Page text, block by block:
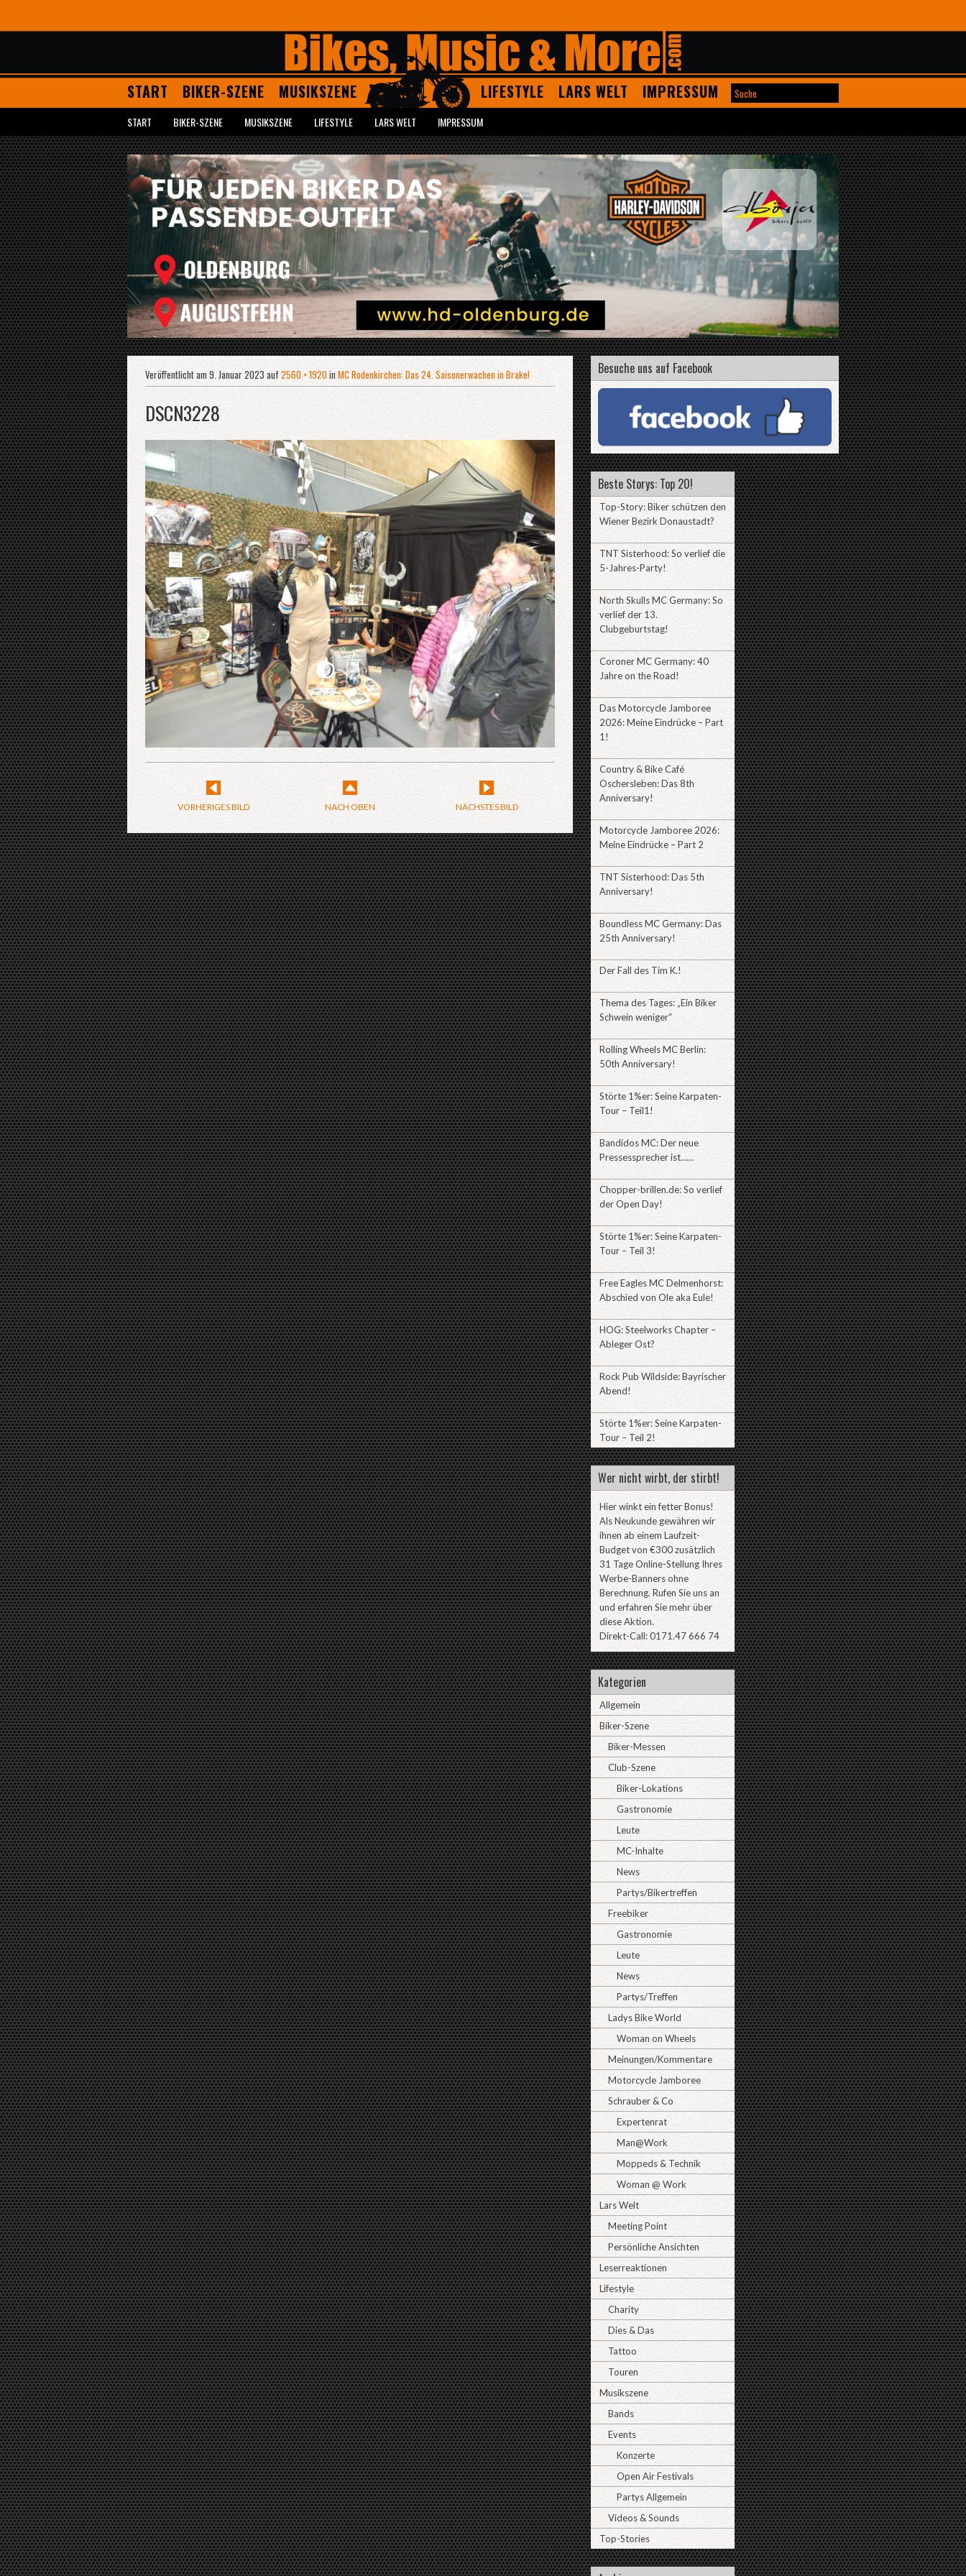
START BIKER-SZENE MUSIKSZENE LIFESTYLE LARS WELT IMPRESSUM
START BIKER-SZENE MUSIKSZENE LIFESTYLE LARS WELT IMPRESSUM
Veröffentlicht am9. Januar 2023auf 2560 × 1920inMC Rodenkirchen: Das 24. Saisonerwachen in Brake!
DSCN3228
VORHERIGES BILD NACH OBEN NÄCHSTES BILD
Besuche uns auf Facebook
Beste Storys: Top 20!
Top-Story: Biker schützen den
Wiener Bezirk Donaustadt?
TNT Sisterhood: So verlief die
5-Jahres-Party!
North Skulls MC Germany: So
verlief der 13.
Clubgeburtstag!
Coroner MC Germany: 40
Jahre on the Road!
Das Motorcycle Jamboree
2026: Meine Eindrücke – Part
1!
Country & Bike Café
Oschersleben: Das 8th
Anniversary!
Motorcycle Jamboree 2026:
Meine Eindrücke – Part 2
TNT Sisterhood: Das 5th
Anniversary!
Boundless MC Germany: Das
25th Anniversary!
Der Fall des Tim K.!
Thema des Tages: „Ein Biker
Schwein weniger“
Rolling Wheels MC Berlin:
50th Anniversary!
Störte 1%er: Seine Karpaten-
Tour – Teil1!
Bandidos MC: Der neue
Pressessprecher ist……
Chopper-brillen.de: So verlief
der Open Day!
Störte 1%er: Seine Karpaten-
Tour – Teil 3!
Free Eagles MC Delmenhorst:
Abschied von Ole aka Eule!
HOG: Steelworks Chapter –
Ableger Ost?
Rock Pub Wildside: Bayrischer
Abend!
Störte 1%er: Seine Karpaten-
Tour – Teil 2!
Wer nicht wirbt, der stirbt!
Hier winkt ein fetter Bonus!
Als Neukunde gewähren wir
ihnen ab einem Laufzeit-
Budget von €300 zusätzlich
31 Tage Online-Stellung Ihres
Werbe-Banners ohne
Berechnung. Rufen Sie uns an
und erfahren Sie mehr über
diese Aktion.
Direkt-Call: 0171.47 666 74
Kategorien
Allgemein
Biker-Szene
Biker-Messen
Club-Szene
Biker-Lokations
Gastronomie
Leute
MC-Inhalte
News
Partys/Bikertreffen
Freebiker
Gastronomie
Leute
News
Partys/Treffen
Ladys Bike World
Woman on Wheels
Meinungen/Kommentare
Motorcycle Jamboree
Schrauber & Co
Expertenrat
Man@Work
Moppeds & Technik
Woman @ Work
Lars Welt
Meeting Point
Persönliche Ansichten
Leserreaktionen
Lifestyle
Charity
Dies & Das
Tattoo
Touren
Musikszene
Bands
Events
Konzerte
Open Air Festivals
Partys Allgemein
Videos & Sounds
Top-Stories